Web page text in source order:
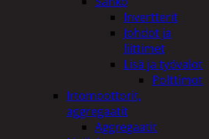
Invertterit
Johdot ja
liittimet
Lisä ja työvalot
Polttimot
Irtomoottorit,
aggregaatit
Aggregaatit